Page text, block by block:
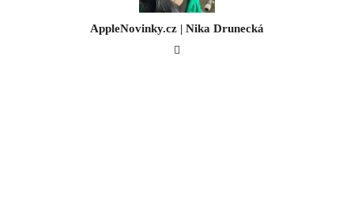
AppleNovinky.cz | Nika Drunecká